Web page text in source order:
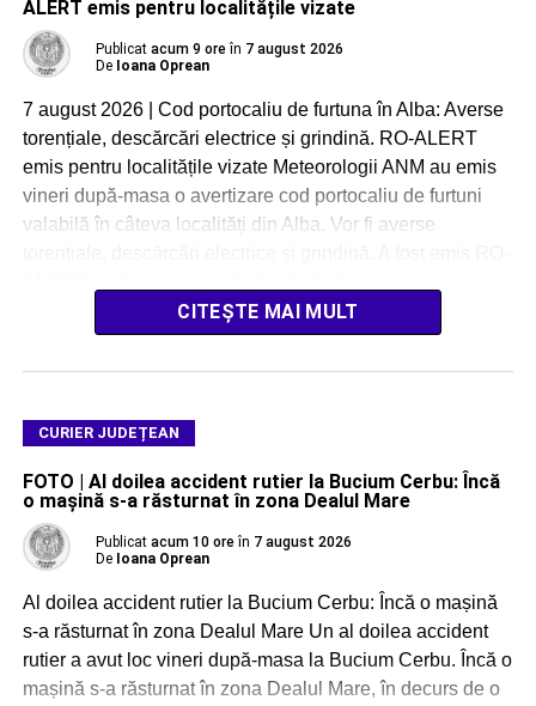
ALERT emis pentru localitățile vizate
Publicat acum 9 ore în 7 august 2026
De Ioana Oprean
7 august 2026 | Cod portocaliu de furtuna în Alba: Averse
torențiale, descărcări electrice și grindină. RO-ALERT
emis pentru localitățile vizate Meteorologii ANM au emis
vineri după-masa o avertizare cod portocaliu de furtuni
valabilă în câteva localități din Alba. Vor fi averse
CITEȘTE MAI MULT
CURIER JUDEȚEAN
FOTO | Al doilea accident rutier la Bucium Cerbu: Încă
o mașină s-a răsturnat în zona Dealul Mare
Publicat acum 10 ore în 7 august 2026
De Ioana Oprean
Al doilea accident rutier la Bucium Cerbu: Încă o mașină
s-a răsturnat în zona Dealul Mare Un al doilea accident
rutier a avut loc vineri după-masa la Bucium Cerbu. Încă o
mașină s-a răsturnat în zona Dealul Mare, în decurs de o